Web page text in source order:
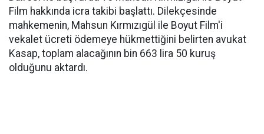
Film hakkında icra takibi başlattı. Dilekçesinde
mahkemenin, Mahsun Kırmızıgül ile Boyut Film'i
vekalet ücreti ödemeye hükmettiğini belirten avukat
Kasap, toplam alacağının bin 663 lira 50 kuruş
olduğunu aktardı.